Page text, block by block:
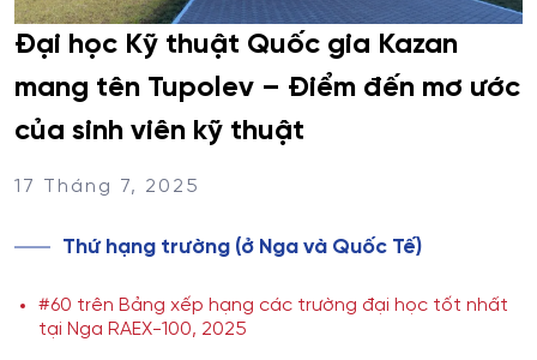
Đại học Kỹ thuật Quốc gia Kazan
mang tên Tupolev – Điểm đến mơ ước
của sinh viên kỹ thuật
17 Tháng 7, 2025
Thứ hạng trường (ở Nga và Quốc Tế)
#60 trên Bảng xếp hạng các trường đại học tốt nhất
tại Nga RAEX-100, 2025